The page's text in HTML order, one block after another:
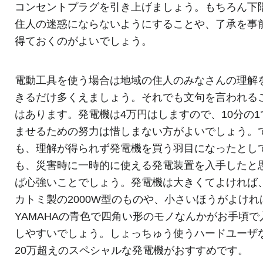
コンセントプラグを引き上げましょう。もちろん下
住人の迷惑にならないようにすることや、了承を事
得ておくのがよいでしょう。
電動工具を使う場合は地域の住人のみなさんの理解
きるだけ多くえましょう。それでも文句を言われる
はあります。発電機は4万円はしますので、10分の1
ませるための努力は惜しまない方がよいでしょう。
も、理解が得られず発電機を買う羽目になったとし
も、災害時に一時的に使える発電装置を入手したと
ば心強いことでしょう。発電機は大きくてよければ
カトミ製の2000W型のものや、小さいほうがよけれ
YAMAHAの青色で四角い形のモノなんかがお手頃で
しやすいでしょう。しょっちゅう使うハードユーザ
20万超えのスペシャルな発電機がおすすめです。